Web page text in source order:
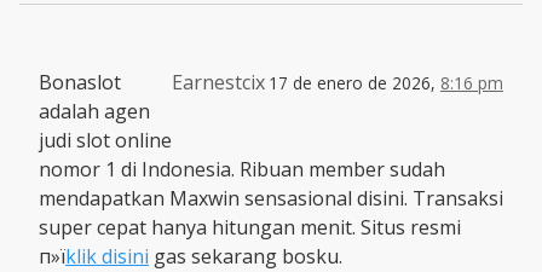
Earnestcix 17 de enero de 2026, 8:16 pm
Bonaslot
adalah agen
judi slot online
nomor 1 di Indonesia. Ribuan member sudah
mendapatkan Maxwin sensasional disini. Transaksi
super cepat hanya hitungan menit. Situs resmi
п»їklik disini gas sekarang bosku.